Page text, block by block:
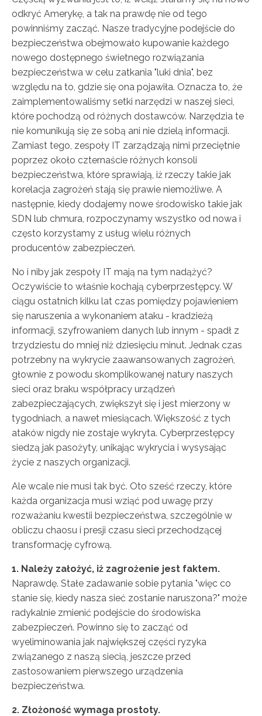
odkryć Amerykę, a tak na prawdę nie od tego
powinniśmy zacząć. Nasze tradycyjne podejście do
bezpieczeństwa obejmowało kupowanie każdego
nowego dostępnego świetnego rozwiązania
bezpieczeństwa w celu zatkania "luki dnia", bez
względu na to, gdzie się ona pojawiła. Oznacza to, że
zaimplementowaliśmy setki narzędzi w naszej sieci,
które pochodzą od różnych dostawców. Narzędzia te
nie komunikują się ze sobą ani nie dzielą informacji.
Zamiast tego, zespoły IT zarządzają nimi przeciętnie
poprzez około czternaście różnych konsoli
bezpieczeństwa, które sprawiają, iż rzeczy takie jak
korelacja zagrożeń stają się prawie niemożliwe. A
następnie, kiedy dodajemy nowe środowisko takie jak
SDN lub chmura, rozpoczynamy wszystko od nowa i
często korzystamy z usług wielu różnych
producentów zabezpieczeń.
No i niby jak zespoły IT mają na tym nadążyć?
Oczywiście to właśnie kochają cyberprzestępcy. W
ciągu ostatnich kilku lat czas pomiędzy pojawieniem
się naruszenia a wykonaniem ataku - kradzieżą
informacji, szyfrowaniem danych lub innym - spadł z
trzydziestu do mniej niż dziesięciu minut. Jednak czas
potrzebny na wykrycie zaawansowanych zagrożeń,
głownie z powodu skomplikowanej natury naszych
sieci oraz braku współpracy urządzeń
zabezpieczających, zwiększył się i jest mierzony w
tygodniach, a nawet miesiącach. Większość z tych
ataków nigdy nie zostaje wykryta. Cyberprzestępcy
siedzą jak pasożyty, unikając wykrycia i wysysając
życie z naszych organizacji.
Ale wcale nie musi tak być. Oto sześć rzeczy, które
każda organizacja musi wziąć pod uwagę przy
rozważaniu kwestii bezpieczeństwa, szczególnie w
obliczu chaosu i presji czasu sieci przechodzącej
transformację cyfrową.
1. Należy założyć, iż zagrożenie jest faktem.
Naprawdę. Stałe zadawanie sobie pytania "więc co
stanie się, kiedy nasza sieć zostanie naruszona?" może
radykalnie zmienić podejście do środowiska
zabezpieczeń. Powinno się to zacząć od
wyeliminowania jak największej części ryzyka
związanego z naszą siecią, jeszcze przed
zastosowaniem pierwszego urządzenia
bezpieczeństwa.
2. Złożoność wymaga prostoty.